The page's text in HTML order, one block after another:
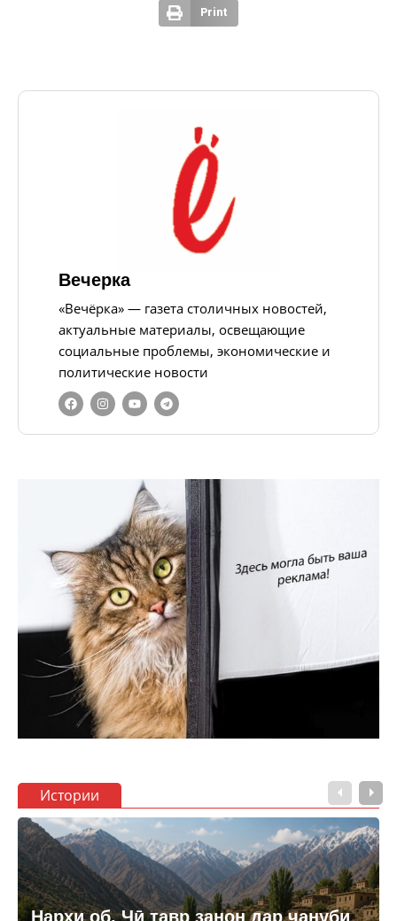
Print
Вечерка
«Вечёрка» — газета столичных новостей,
актуальные материалы, освещающие
социальные проблемы, экономические и
политические новости
Истории
Нархи об. Чӣ тавр занон дар ҷануби